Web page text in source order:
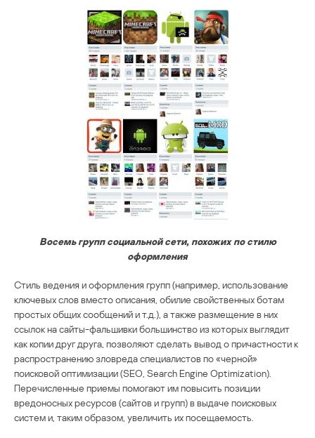
Восемь групп социальной сети, похожих по стилю
оформления
Стиль ведения и оформления групп (например, использование
ключевых слов вместо описания, обилие свойственных ботам
простых общих сообщений и т.д.), а также размещение в них
ссылок на сайты-фальшивки большинство из которых выглядит
как копии друг друга, позволяют сделать вывод о причастности к
распространению зловреда специалистов по «черной»
поисковой оптимизации (SEO, Search Engine Optimization).
Перечисленные приемы помогают им повысить позиции
вредоносных ресурсов (сайтов и групп) в выдаче поисковых
систем и, таким образом, увеличить их посещаемость.